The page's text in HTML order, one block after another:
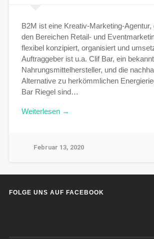
B2M ist eine Kreativ-Marketing-Agentur,
den Bereichen Retail- und
flexibel konzipiert, organisiert und
Auftraggeber ist u.a. Clif Bar, ein
Nahrungsmittelhersteller, und die
Alternative zu herkömmlichen
Bar Riegel sind…
Weiterlesen →
Februar 13, 2020
FOLGE UNS AUF FACEBOOK